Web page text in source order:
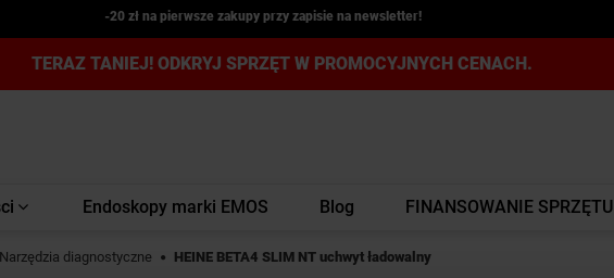
-20 zł na pierwsze zakupy przy zapisie na newsletter!
TERAZ TANIEJ! ODKRYJ SPRZĘT W PROMOCYJNYCH CENACH.
Endoskopy marki EMOS Blog FINANSOWANIE SPRZĘTU
Narzędzia diagnostyczne HEINE BETA4 SLIM NT uchwyt ładowalny